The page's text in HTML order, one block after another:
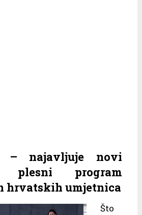
– najavljuje novi
plesni program
hrvatskih umjetnica
Što